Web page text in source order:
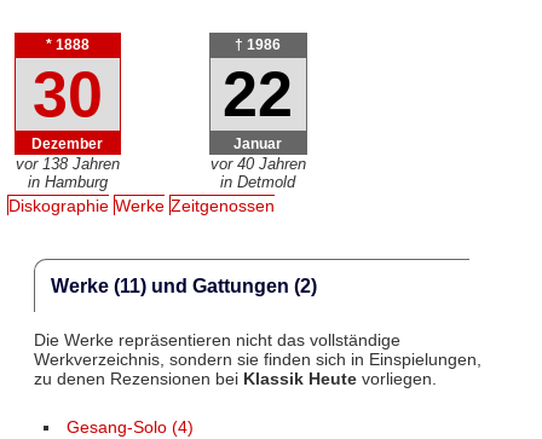
* 1888
30
Dezember
vor 138 Jahren
in Hamburg
† 1986
22
Januar
vor 40 Jahren
in Detmold
Diskographie Werke Zeitgenossen
Werke (11) und Gattungen (2)
Die Werke repräsentieren nicht das vollständige
Werkverzeichnis, sondern sie finden sich in Einspielungen,
zu denen Rezensionen bei Klassik Heutevorliegen.
Gesang-Solo (4)